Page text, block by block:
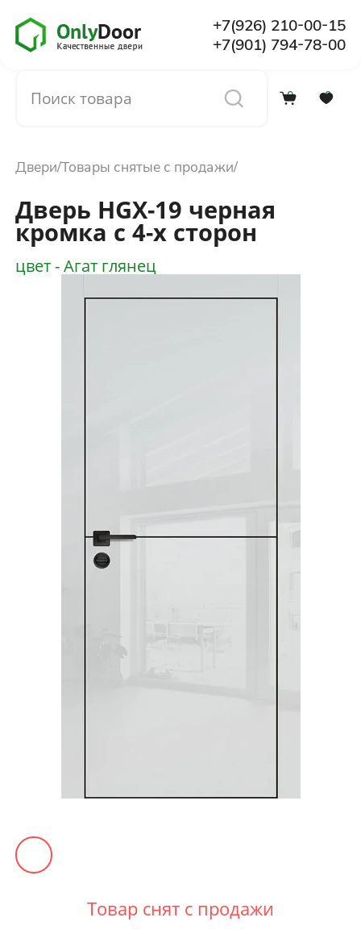
+7(926) 210-00-15
+7(901) 794-78-00
0 0
О компании
Установка
Двери Товары снятые с продажи
Дверь HGX-19 черная
кромка с 4-х сторон
цвет - Агат глянец